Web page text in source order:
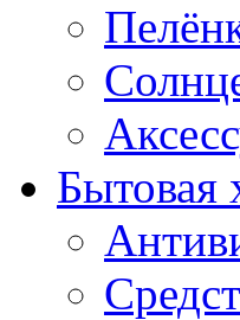
Бытовая